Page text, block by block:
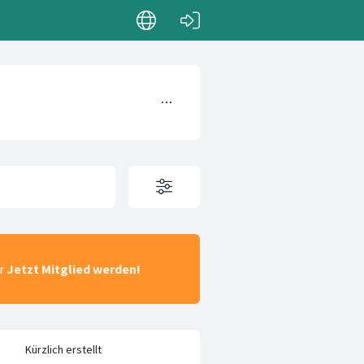
Jetzt Mitglied werden!
Kürzlich erstellt